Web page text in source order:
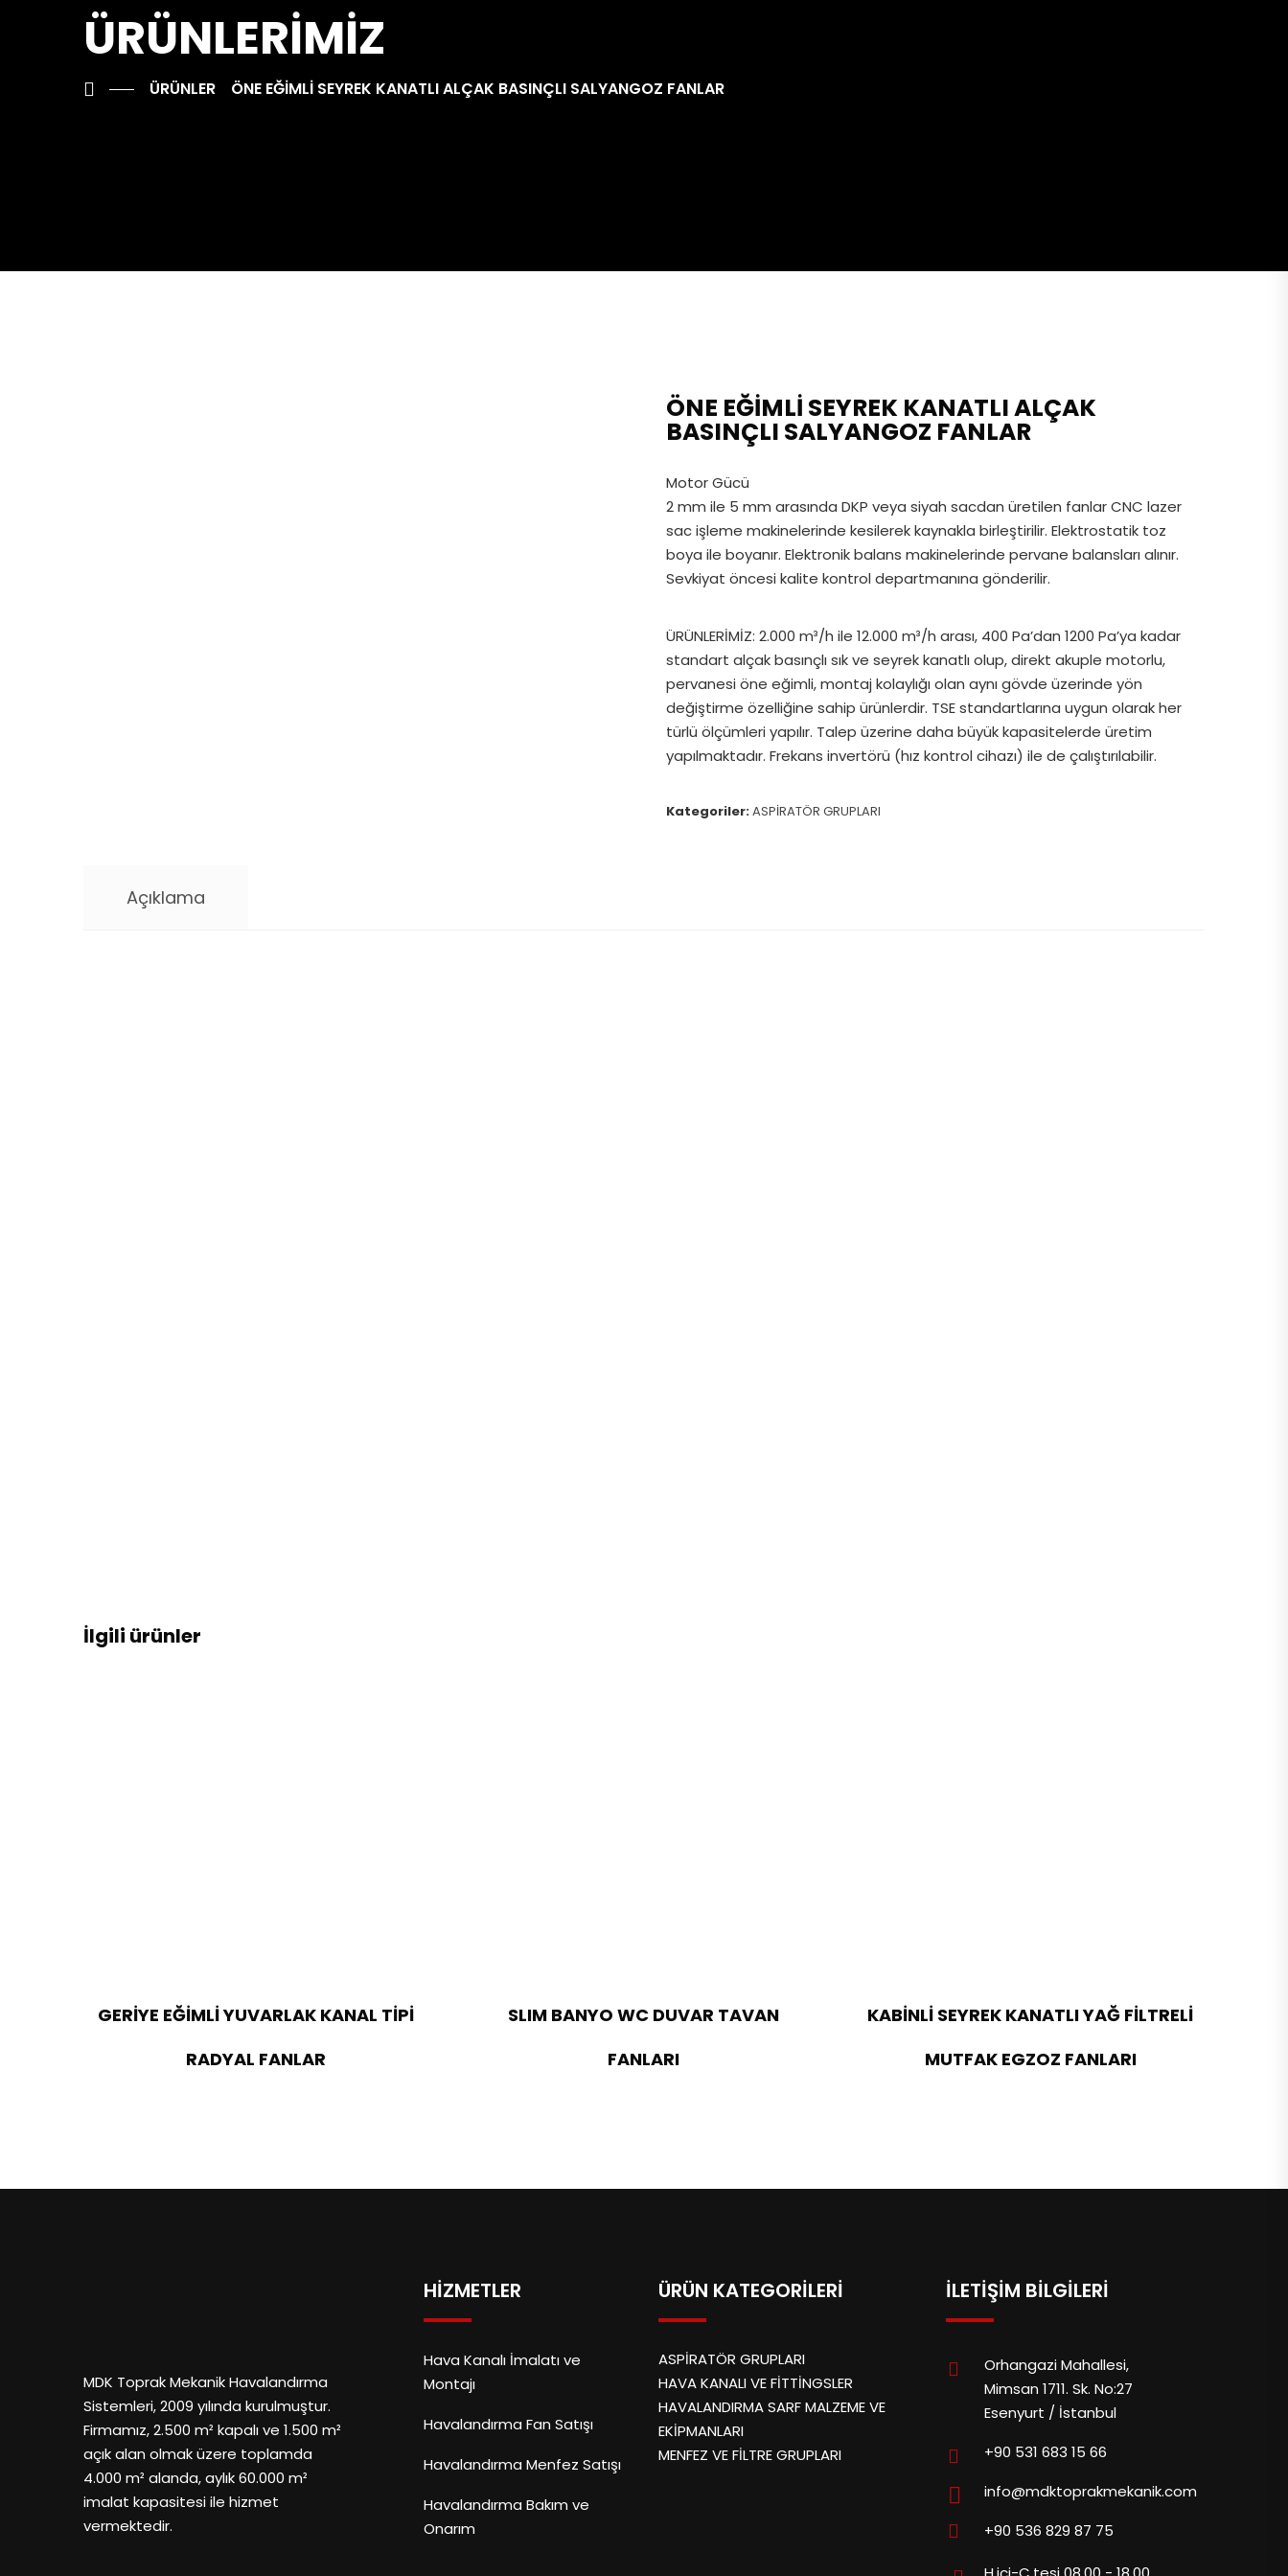
ÜRÜNLERİMİZ
ÜRÜNLER ÖNE EĞİMLİ SEYREK KANATLI ALÇAK BASINÇLI SALYANGOZ FANLAR
ÖNE EĞİMLİ SEYREK KANATLI ALÇAK
BASINÇLI SALYANGOZ FANLAR
Motor Gücü
2 mm ile 5 mm arasında DKP veya siyah sacdan üretilen fanlar CNC lazer
sac işleme makinelerinde kesilerek kaynakla birleştirilir. Elektrostatik toz
boya ile boyanır. Elektronik balans makinelerinde pervane balansları alınır.
Sevkiyat öncesi kalite kontrol departmanına gönderilir.
ÜRÜNLERİMİZ: 2.000 m³/h ile 12.000 m³/h arası, 400 Pa’dan 1200 Pa’ya kadar
standart alçak basınçlı sık ve seyrek kanatlı olup, direkt akuple motorlu,
pervanesi öne eğimli, montaj kolaylığı olan aynı gövde üzerinde yön
değiştirme özelliğine sahip ürünlerdir. TSE standartlarına uygun olarak her
türlü ölçümleri yapılır. Talep üzerine daha büyük kapasitelerde üretim
yapılmaktadır. Frekans invertörü (hız kontrol cihazı) ile de çalıştırılabilir.
Kategoriler:ASPİRATÖR GRUPLARI
Açıklama
İlgili ürünler
GERİYE EĞİMLİ YUVARLAK KANAL TİPİ
RADYAL FANLAR
SLIM BANYO WC DUVAR TAVAN
FANLARI
KABİNLİ SEYREK KANATLI YAĞ FİLTRELİ
MUTFAK EGZOZ FANLARI
MDK Toprak Mekanik Havalandırma
Sistemleri, 2009 yılında kurulmuştur.
Firmamız, 2.500 m² kapalı ve 1.500 m²
açık alan olmak üzere toplamda
4.000 m² alanda, aylık 60.000 m²
imalat kapasitesi ile hizmet
vermektedir.
HİZMETLER
Hava Kanalı İmalatı ve
Montajı
Havalandırma Fan Satışı
Havalandırma Menfez Satışı
Havalandırma Bakım ve
Onarım
ÜRÜN KATEGORILERI
ASPİRATÖR GRUPLARI
HAVA KANALI VE FİTTİNGSLER
HAVALANDIRMA SARF MALZEME VE
EKİPMANLARI
MENFEZ VE FİLTRE GRUPLARI
İLETIŞIM BILGILERI
Orhangazi Mahallesi,
Mimsan 1711. Sk. No:27
Esenyurt / İstanbul
+90 531 683 15 66
info@mdktoprakmekanik.com
+90 536 829 87 75